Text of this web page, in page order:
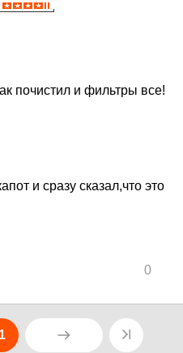
почистил и фильтры все!
и сразу сказал,что это
0
1